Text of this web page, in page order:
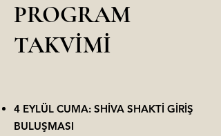
PROGRAM
TAKVİMİ
4 EYLÜL CUMA: SHİVA SHAKTİ GİRİŞ
BULUŞMASI